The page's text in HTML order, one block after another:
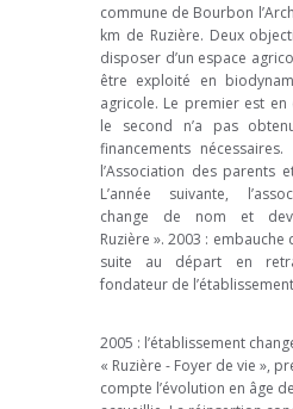
commune de Bourbon
km de Ruzière. Deux
disposer d’un espace
être exploité en
agricole. Le premier est
le second n’a pas
financements
l’Association des parents
L’année suivante,
change de nom et
Ruzière ». 2003 :
suite au départ en
fondateur de
2005 : l’établissement
« Ruzière - Foyer de vie »,
compte l’évolution en âge